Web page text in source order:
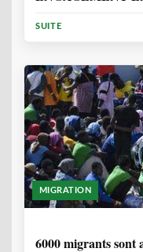
SUITE
MIGRATION
6000 migrants sont